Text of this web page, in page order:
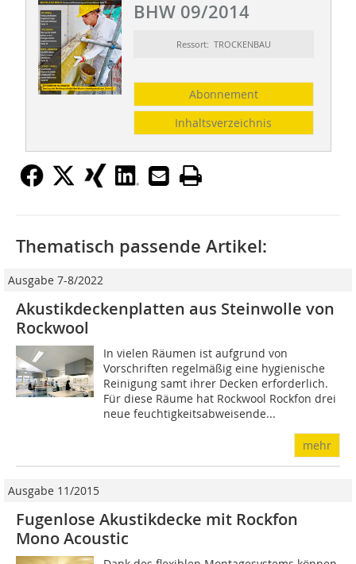
BHW 09/2014
Ressort: TROCKENBAU
Abonnement
Inhaltsverzeichnis
Thematisch passende Artikel:
Ausgabe 7-8/2022
Akustikdeckenplatten aus Steinwolle von
Rockwool
In vielen Räumen ist aufgrund von
Vorschriften regelmäßig eine hygienische
Reinigung samt ihrer Decken erforderlich.
Für diese Räume hat Rockwool Rockfon drei
neue feuchtigkeitsabweisende...
mehr
Ausgabe 11/2015
Fugenlose Akustikdecke mit Rockfon
Mono Acoustic